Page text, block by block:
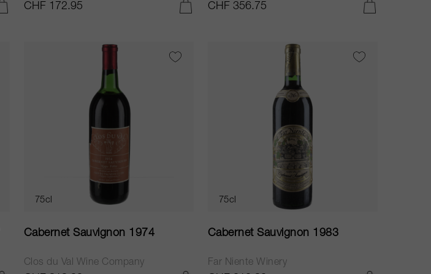
CHF 172.95 CHF 356.75
75cl
Cabernet Sauvignon 1974
Clos du Val Wine Company
75cl
Cabernet Sauvignon 1983
Far Niente Winery